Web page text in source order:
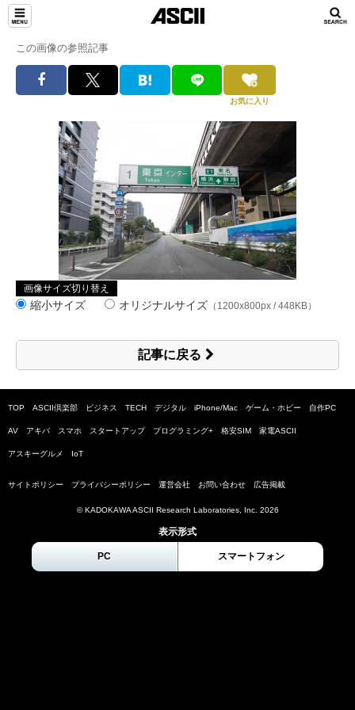
この画像の参照記事
お気に入り
画像サイズ切り替え
縮小サイズ オリジナルサイズ （1200x800px / 448KB）
記事に戻る
TOP ASCII倶楽部 ビジネス TECH デジタル iPhone/Mac ゲーム・ホビー 自作PC
AV アキバ スマホ スタートアップ プログラミング+ 格安SIM 家電ASCII
アスキーグルメ IoT
サイトポリシー プライバシーポリシー 運営会社 お問い合わせ 広告掲載
© KADOKAWA ASCII Research Laboratories, Inc. 2026
表示形式
PC スマートフォン